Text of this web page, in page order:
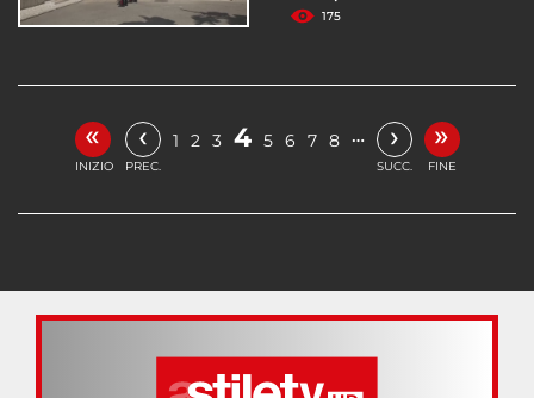
175
«
INIZIO
‹
PREC.
1 2 3 4 5 6 7 8 … ›
SUCC.
»
FINE